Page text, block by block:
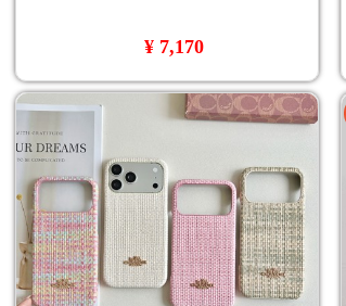
¥ 7,170